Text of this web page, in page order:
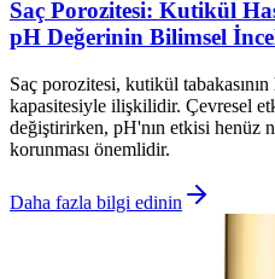
Saç Porozitesi: Kutikül
pH Değerinin Bilimsel
Saç porozitesi, kutikül
kapasitesiyle ilişkilidir. Çevresel
değiştirirken, pH'nın etkisi henüz
korunması önemlidir.
Daha fazla bilgi edinin